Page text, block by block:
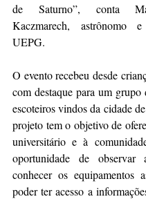
de Saturno”, conta
Kaczmarech, astrônomo
UEPG.
O evento recebeu desde
com destaque para um grupo
escoteiros vindos da cidade
projeto tem o objetivo de
universitário e à
oportunidade de observar
conhecer os equipamentos
poder ter acesso a